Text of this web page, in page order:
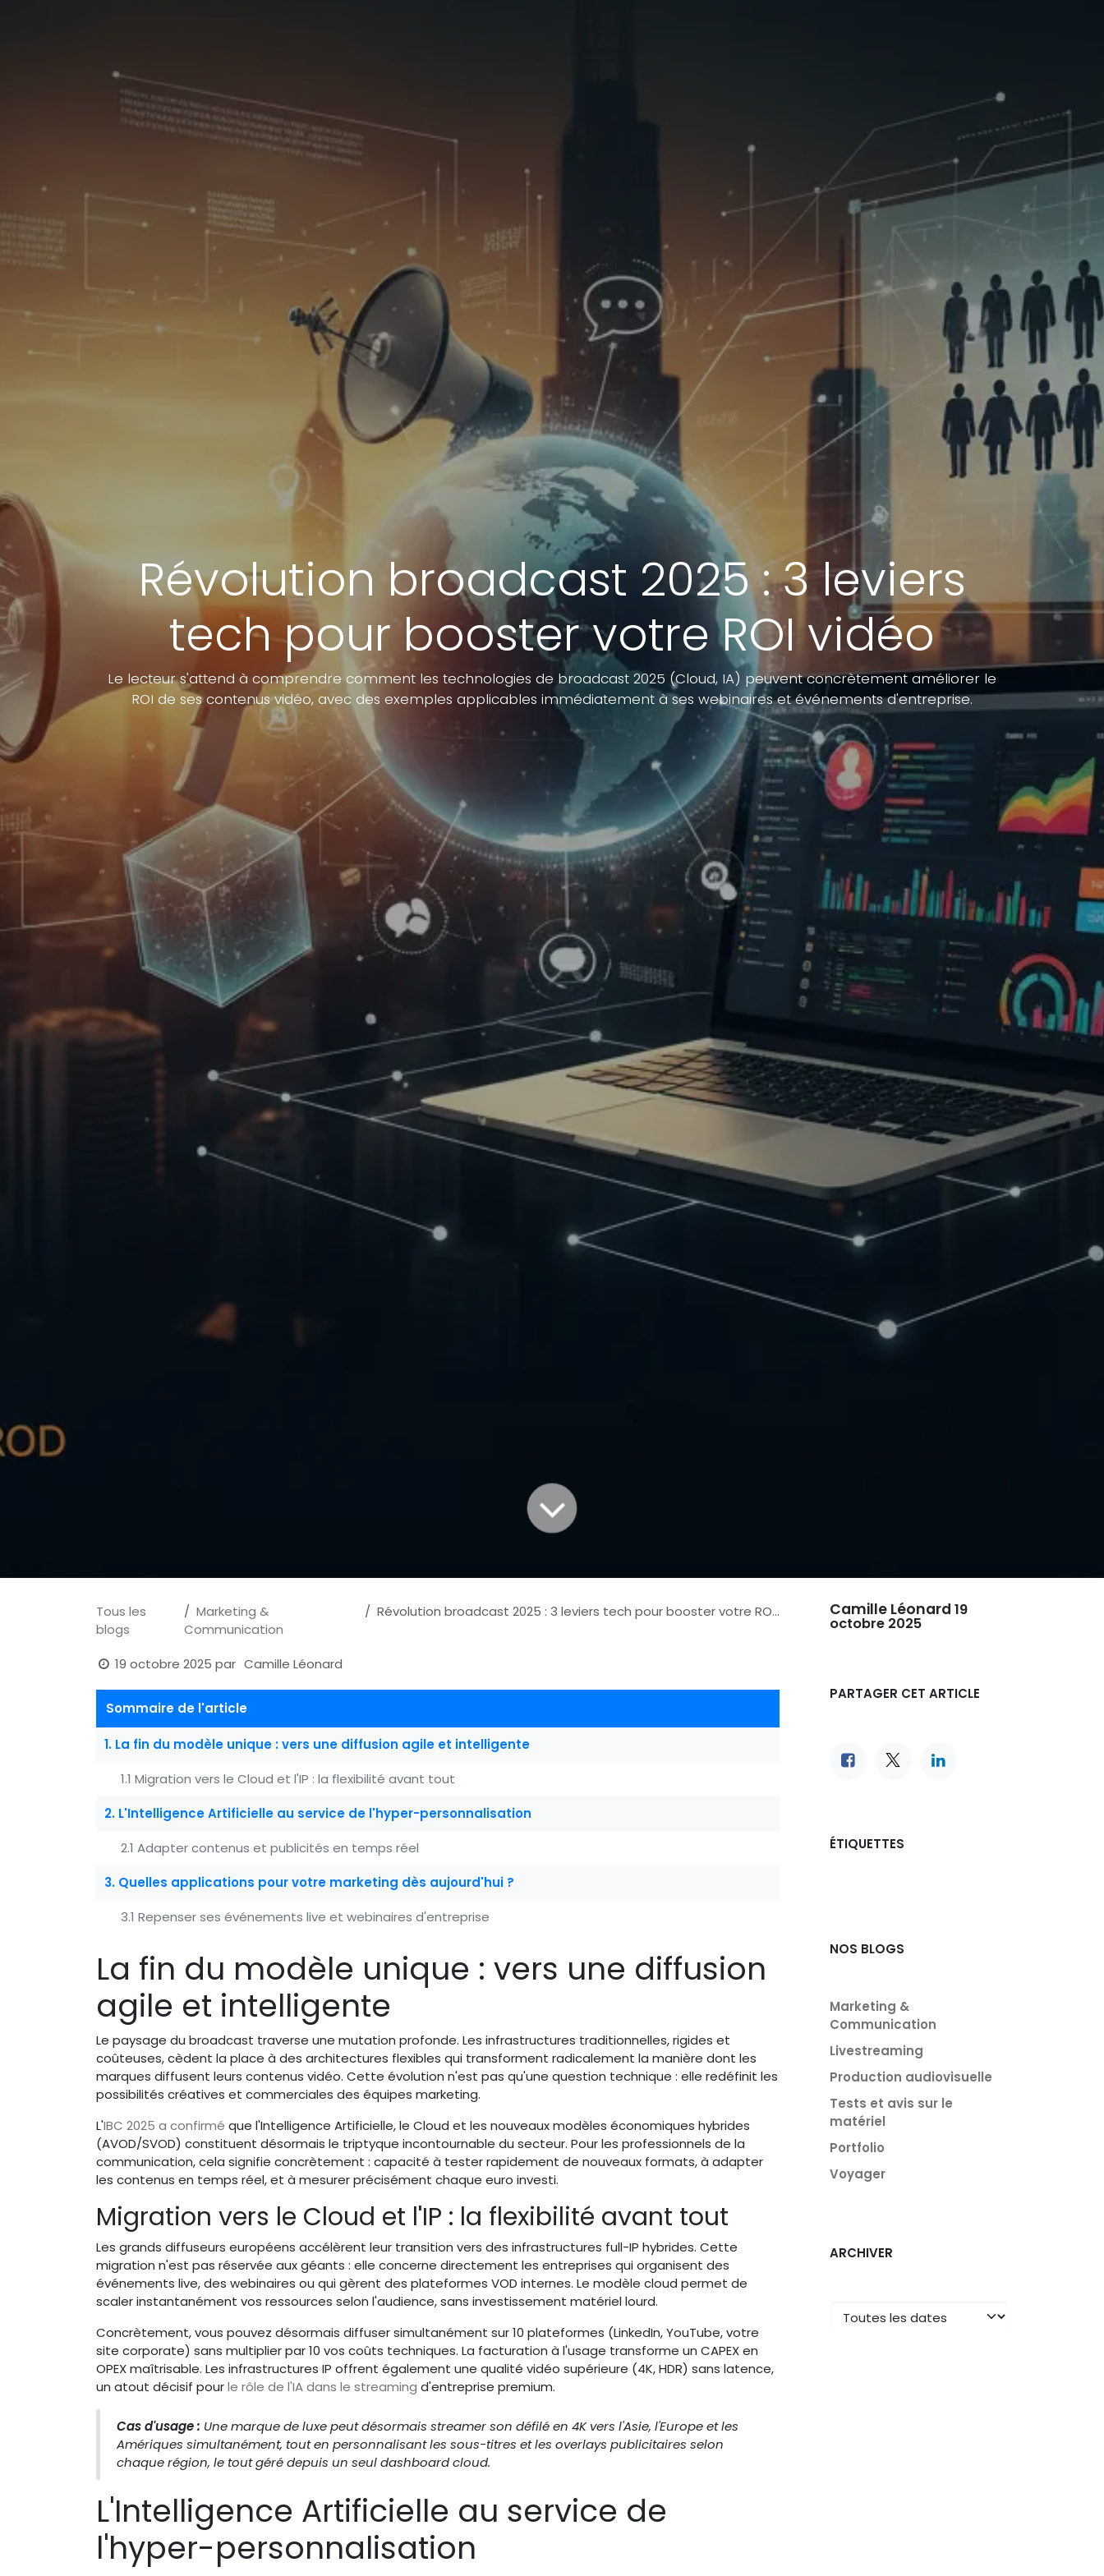
Révolution broadcast 2025 : 3 leviers
tech pour booster votre ROI vidéo
Le lecteur s'attend à comprendre comment les technologies de broadcast 2025 (Cloud, IA) peuvent concrètement améliorer le
ROI de ses contenus vidéo, avec des exemples applicables immédiatement à ses webinaires et événements d'entreprise.
Tous les
blogs
Marketing &
Communication
Révolution broadcast 2025 : 3 leviers tech pour booster votre ROI vidéo
19 octobre 2025 par Camille Léonard
Sommaire de l'article
1. La fin du modèle unique : vers une diffusion agile et intelligente
1.1 Migration vers le Cloud et l'IP : la flexibilité avant tout
2. L'Intelligence Artificielle au service de l'hyper-personnalisation
2.1 Adapter contenus et publicités en temps réel
3. Quelles applications pour votre marketing dès aujourd'hui ?
3.1 Repenser ses événements live et webinaires d'entreprise
La fin du modèle unique : vers une diffusion
agile et intelligente
Le paysage du broadcast traverse une mutation profonde. Les infrastructures traditionnelles, rigides et
coûteuses, cèdent la place à des architectures flexibles qui transforment radicalement la manière dont les
marques diffusent leurs contenus vidéo. Cette évolution n'est pas qu'une question technique : elle redéfinit les
possibilités créatives et commerciales des équipes marketing.
L'IBC 2025 a confirmé que l'Intelligence Artificielle, le Cloud et les nouveaux modèles économiques hybrides
(AVOD/SVOD) constituent désormais le triptyque incontournable du secteur. Pour les professionnels de la
communication, cela signifie concrètement : capacité à tester rapidement de nouveaux formats, à adapter
les contenus en temps réel, et à mesurer précisément chaque euro investi.
Migration vers le Cloud et l'IP : la flexibilité avant tout
Les grands diffuseurs européens accélèrent leur transition vers des infrastructures full-IP hybrides. Cette
migration n'est pas réservée aux géants : elle concerne directement les entreprises qui organisent des
événements live, des webinaires ou qui gèrent des plateformes VOD internes. Le modèle cloud permet de
scaler instantanément vos ressources selon l'audience, sans investissement matériel lourd.
Concrètement, vous pouvez désormais diffuser simultanément sur 10 plateformes (LinkedIn, YouTube, votre
site corporate) sans multiplier par 10 vos coûts techniques. La facturation à l'usage transforme un CAPEX en
OPEX maîtrisable. Les infrastructures IP offrent également une qualité vidéo supérieure (4K, HDR) sans latence,
un atout décisif pourle rôle de l'IA dans le streaming d'entreprise premium.
Cas d'usage : Une marque de luxe peut désormais streamer son défilé en 4K vers l'Asie, l'Europe et les
Amériques simultanément, tout en personnalisant les sous-titres et les overlays publicitaires selon
chaque région, le tout géré depuis un seul dashboard cloud.
L'Intelligence Artificielle au service de
l'hyper-personnalisation
Camille Léonard 19
octobre 2025
PARTAGER CET ARTICLE
ÉTIQUETTES
NOS BLOGS
Marketing &
Communication
Livestreaming
Production audiovisuelle
Tests et avis sur le
matériel
Portfolio
Voyager
ARCHIVER